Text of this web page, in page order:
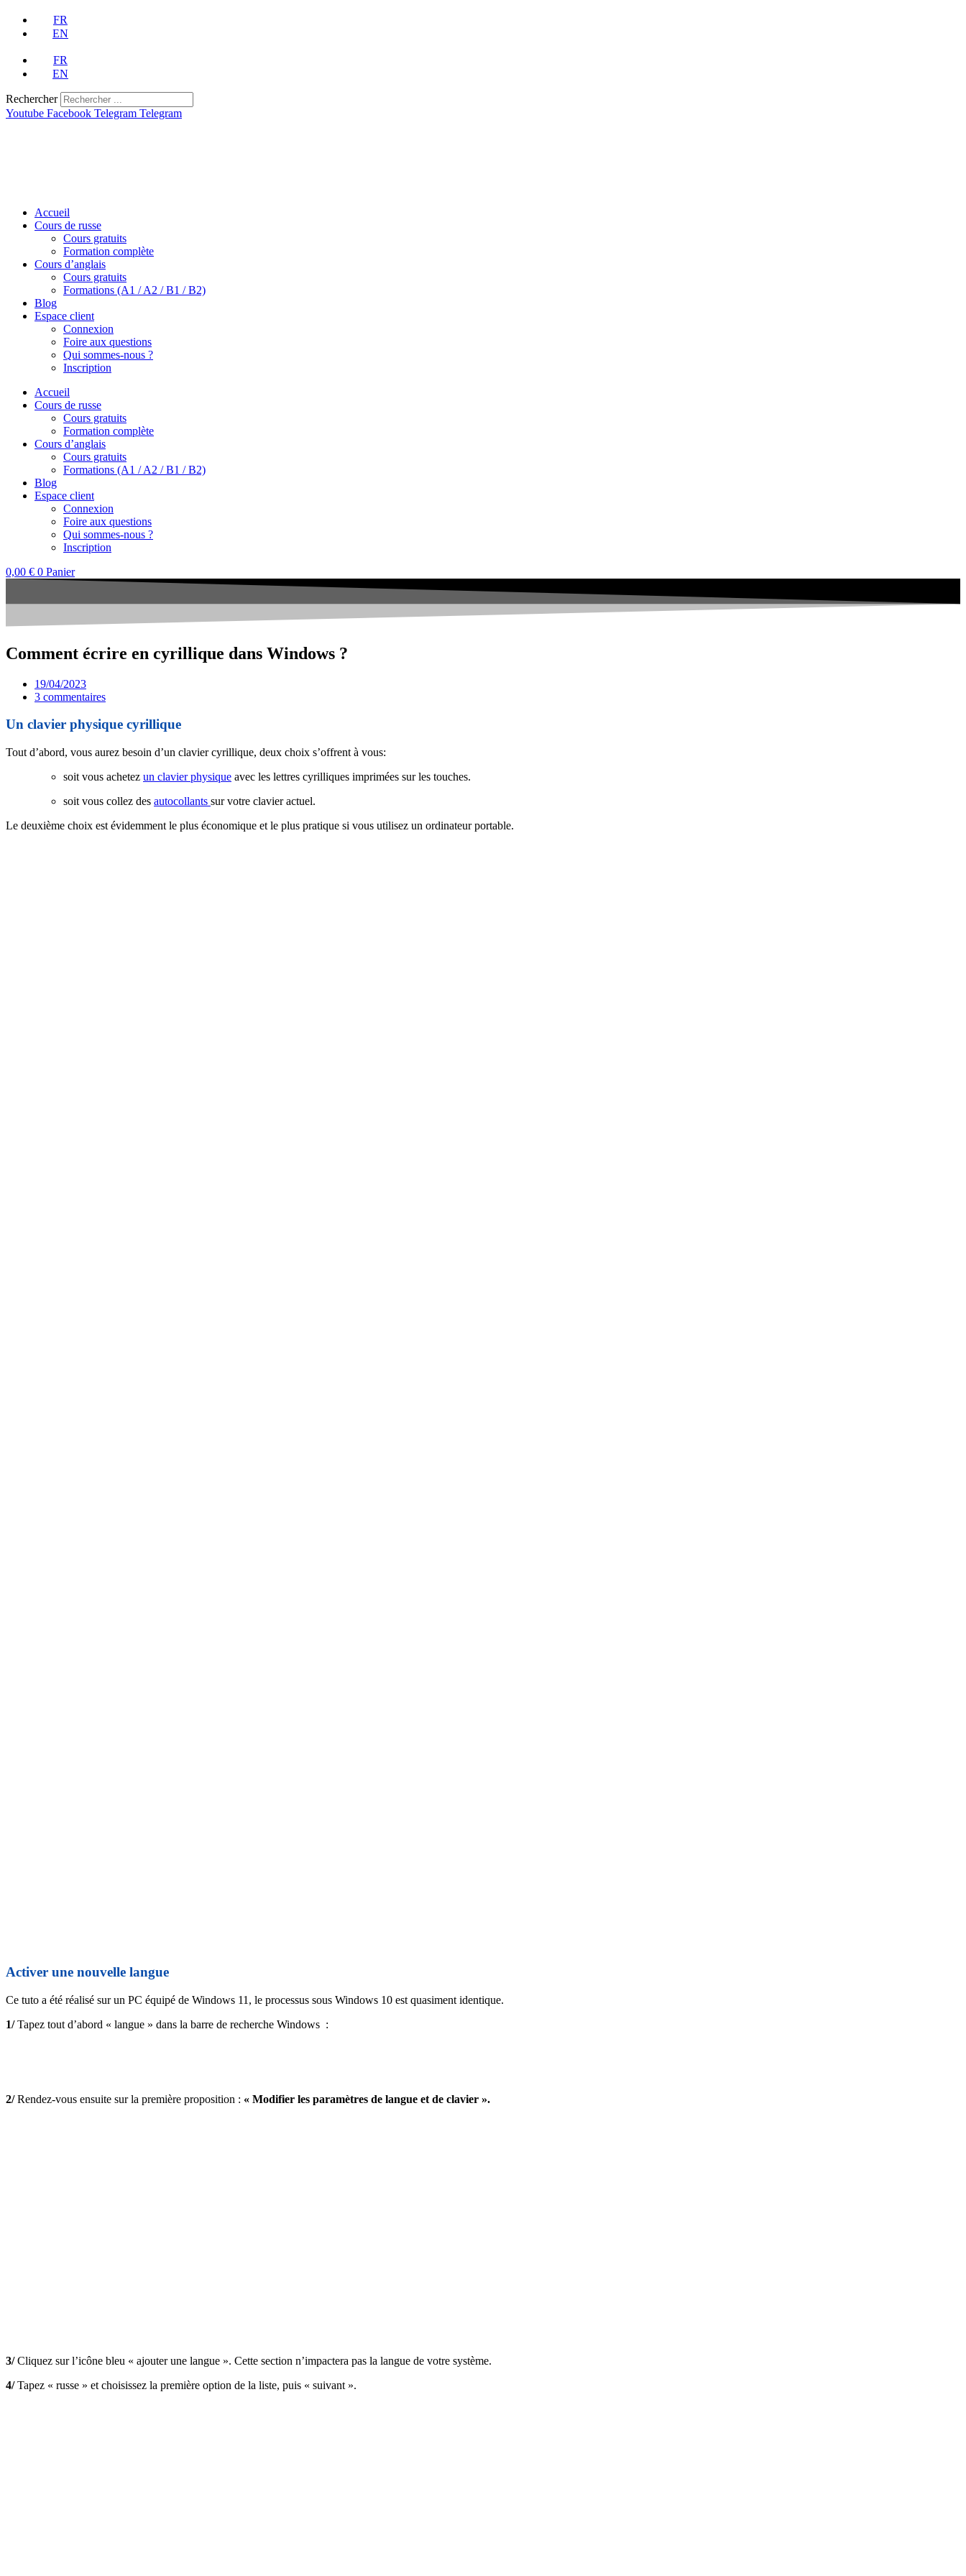
Aller
FR
EN
FR
EN
Rechercher
Youtube Facebook Telegram Telegram
Accueil
Cours de russe
Cours gratuits
Formation complète
Cours d’anglais
Cours gratuits
Formations (A1 / A2 / B1 / B2)
Blog
Espace client
Connexion
Foire aux questions​
Qui sommes-nous ?
Inscription
Accueil
Cours de russe
Cours gratuits
Formation complète
Cours d’anglais
Cours gratuits
Formations (A1 / A2 / B1 / B2)
Blog
Espace client
Connexion
Foire aux questions​
Qui sommes-nous ?
Inscription
0,00 € 0 Panier
Comment écrire en cyrillique dans Windows ?
19/04/2023
3 commentaires
Un clavier physique cyrillique
Tout d’abord, vous aurez besoin d’un clavier cyrillique, deux choix s’offrent à vous:
soit vous achetez un clavier physique avec les lettres cyrilliques imprimées sur les touches.
soit vous collez des autocollants sur votre clavier actuel.
Le deuxième choix est évidemment le plus économique et le plus pratique si vous utilisez un ordinateur portable.
Activer une nouvelle langue
Ce tuto a été réalisé sur un PC équipé de Windows 11, le processus sous Windows 10 est quasiment identique.
1/Tapez tout d’abord « langue » dans la barre de recherche Windows :
2/Rendez-vous ensuite sur la première proposition : « Modifier les paramètres de langue et de clavier ».
3/Cliquez sur l’icône bleu « ajouter une langue ». Cette section n’impactera pas la langue de votre système.
4/Tapez « russe » et choisissez la première option de la liste, puis « suivant ».